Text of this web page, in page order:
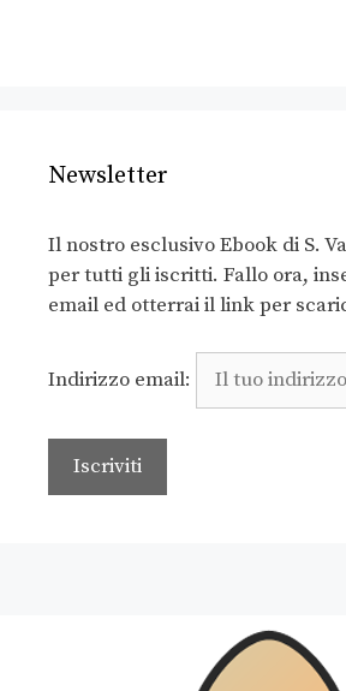
Newsletter
Il nostro esclusivo Ebook di S.
per tutti gli iscritti. Fallo ora,
email ed otterrai il link per
Indirizzo email: